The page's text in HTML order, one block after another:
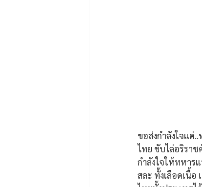
ขอส่งกำลังใจแด่
ไทย ขับไล่อริราช
กำลังใจให้ทหาร
สละ ทั้งเลือดเนื้